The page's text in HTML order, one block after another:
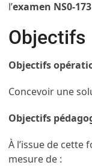
l’examen NS0-173
Objectifs
Objectifs
Concevoir une
Objectifs
À l’issue de cette
mesure de :